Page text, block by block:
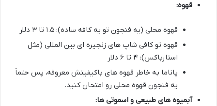
قهوه:
قهوه محلی (یه فنجون تو یه کافه ساده): ۱.۵ تا ۳ دلار
قهوه تو کافی شاپ های زنجیره ای بین المللی (مثل
استارباکس): ۴ تا ۶ دلار
پاناما به خاطر قهوه های باکیفیتش معروفه، پس حتماً
یه فنجون قهوه محلی رو امتحان کنید.
آبمیوه های طبیعی و اسموتی ها: